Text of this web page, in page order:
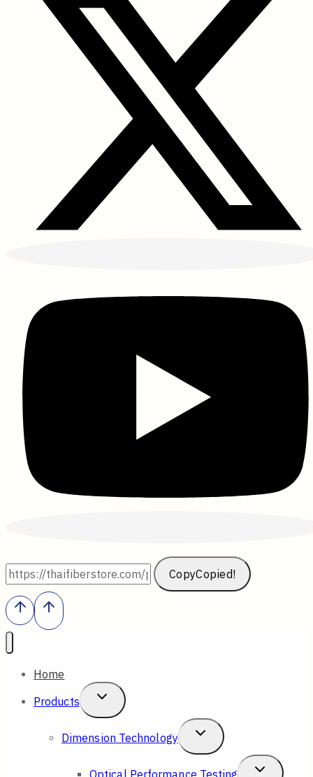
CopyCopied!
Home
Products
Toggle
Child
Menu
Dimension Technology
Toggle
Child
Optical Performance Testing
Toggle